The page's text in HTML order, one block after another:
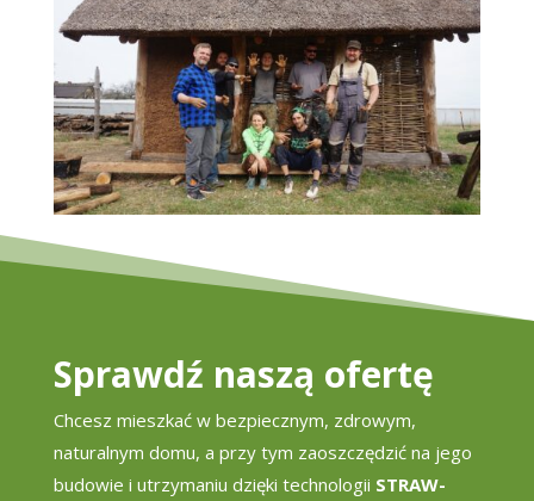
Sprawdź naszą ofertę
Chcesz mieszkać w bezpiecznym, zdrowym,
naturalnym domu, a przy tym zaoszczędzić na jego
budowie i utrzymaniu dzięki technologii STRAW-